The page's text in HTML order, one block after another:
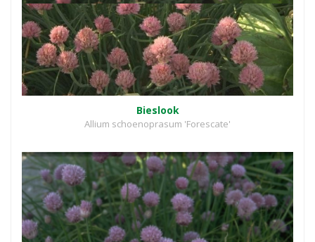
Bieslook
Allium schoenoprasum 'Forescate'